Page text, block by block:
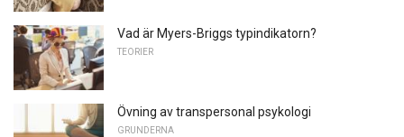
Vad är Myers-Briggs typindikatorn?
TEORIER
Övning av transpersonal psykologi
GRUNDERNA